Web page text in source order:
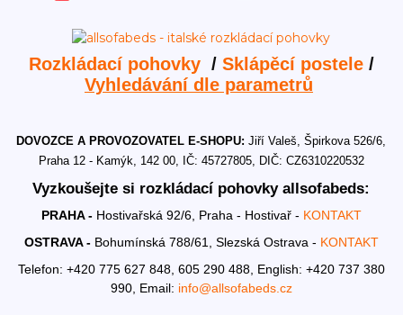
Rozkládací pohovky / Sklápěcí postele/
Vyhledávání dle parametrů
DOVOZCE A PROVOZOVATEL E-SHOPU:Jiří Valeš, Špirkova 526/6,
Praha 12 - Kamýk, 142 00, IČ: 45727805, DIČ: CZ6310220532
Vyzkoušejte si rozkládací pohovky allsofabeds:
PRAHA - Hostivařská 92/6, Praha - Hostivař - KONTAKT
OSTRAVA - Bohumínská 788/61, Slezská Ostrava - KONTAKT
Telefon: +420 775 627 848, 605 290 488, English: +420 737 380
990, Email: info@allsofabeds.cz